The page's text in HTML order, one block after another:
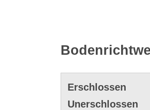
Erschlossen
Unerschlossen